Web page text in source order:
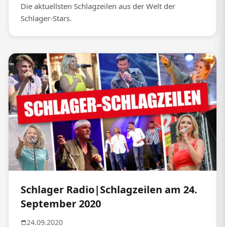
Die aktuellsten Schlagzeilen aus der Welt der
Schlager-Stars.
Schlager Radio|Schlagzeilen am 24.
September 2020
24.09.2020